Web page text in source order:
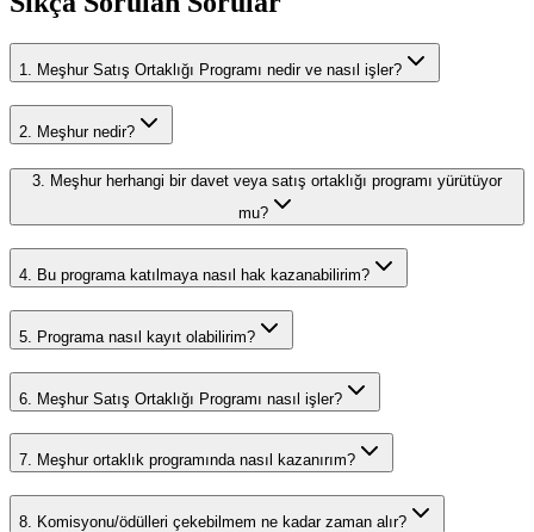
1 Meşhur Satış Ortaklığı Programı nedir ve nasıl işler?
2 Meşhur nedir?
3. Meşhur herhangi bir davet veya satış ortaklığı programı yürütüyor
mu?
4. Bu programa katılmaya nasıl hak kazanabilirim?
5 Programa nasıl kayıt olabilirim?
6 Meşhur Satış Ortaklığı Programı nasıl işler?
7. Meşhur ortaklık programında nasıl kazanırım?
8 Komisyonu/ödülleri çekebilmem ne kadar zaman alır?